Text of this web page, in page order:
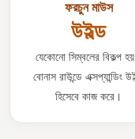
ফরচুন মাউস
উইল্ড
যেকোনো সিম্বলের বিকল্প
বোনাস রাউন্ডে এক্সপ্যান্ডিং
হিসেবে কাজ করে।